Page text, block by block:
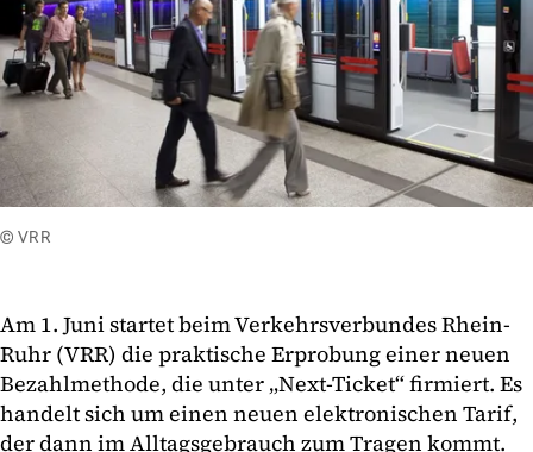
© VRR
Am 1. Juni startet beim Verkehrsverbundes Rhein-
Ruhr (VRR) die praktische Erprobung einer neuen
Bezahlmethode, die unter „Next-Ticket“ firmiert. Es
handelt sich um einen neuen elektronischen Tarif,
der dann im Alltagsgebrauch zum Tragen kommt.